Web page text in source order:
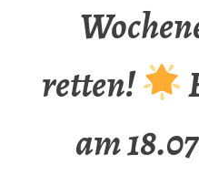
retten!
am